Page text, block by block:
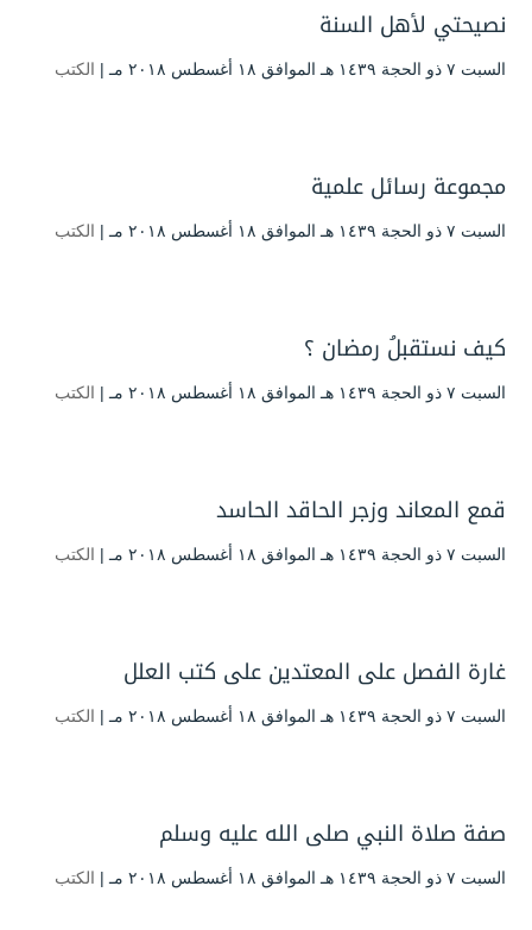
نصيحتي لأهل السنة
السبت ۷ ذو الحجة ۱٤۳۹ هـ الموافق ۱۸ أغسطس ۲۰۱۸ مـ | الكتب
مجموعة رسائل علمية
السبت ۷ ذو الحجة ۱٤۳۹ هـ الموافق ۱۸ أغسطس ۲۰۱۸ مـ | الكتب
كيف نستقبلُ رمضان ؟
السبت ۷ ذو الحجة ۱٤۳۹ هـ الموافق ۱۸ أغسطس ۲۰۱۸ مـ | الكتب
قمع المعاند وزجر الحاقد الحاسد
السبت ۷ ذو الحجة ۱٤۳۹ هـ الموافق ۱۸ أغسطس ۲۰۱۸ مـ | الكتب
غارة الفصل على المعتدين على كتب العلل
السبت ۷ ذو الحجة ۱٤۳۹ هـ الموافق ۱۸ أغسطس ۲۰۱۸ مـ | الكتب
صفة صلاة النبي صلى الله عليه وسلم
السبت ۷ ذو الحجة ۱٤۳۹ هـ الموافق ۱۸ أغسطس ۲۰۱۸ مـ | الكتب